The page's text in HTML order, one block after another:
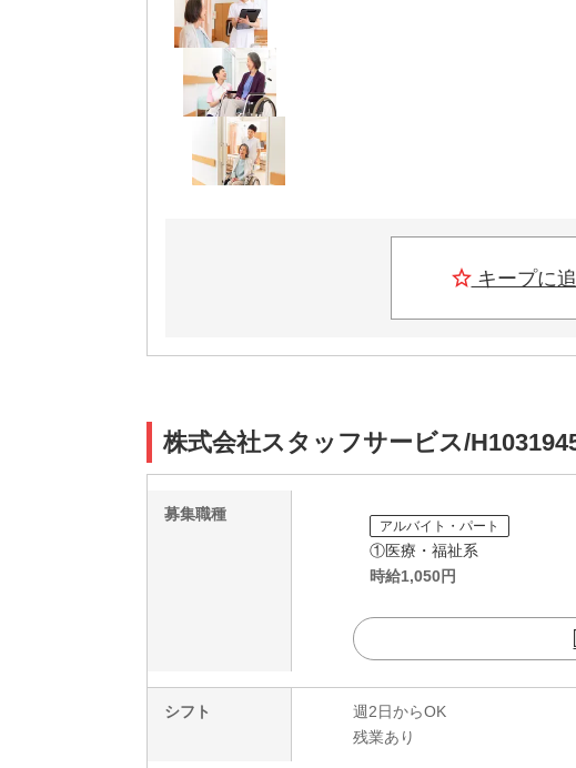
キープに
株式会社スタッフサービス/
募集職種
アルバイト・パート
①医療・福祉系
時給1,050円
シフト
週2日からOK
残業あり